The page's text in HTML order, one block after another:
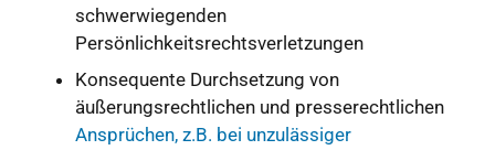
schwerwiegenden
Persönlichkeitsrechtsverletzungen
Konsequente Durchsetzung von
äußerungsrechtlichen und presserechtlichen
Ansprüchen, z.B. bei unzulässiger